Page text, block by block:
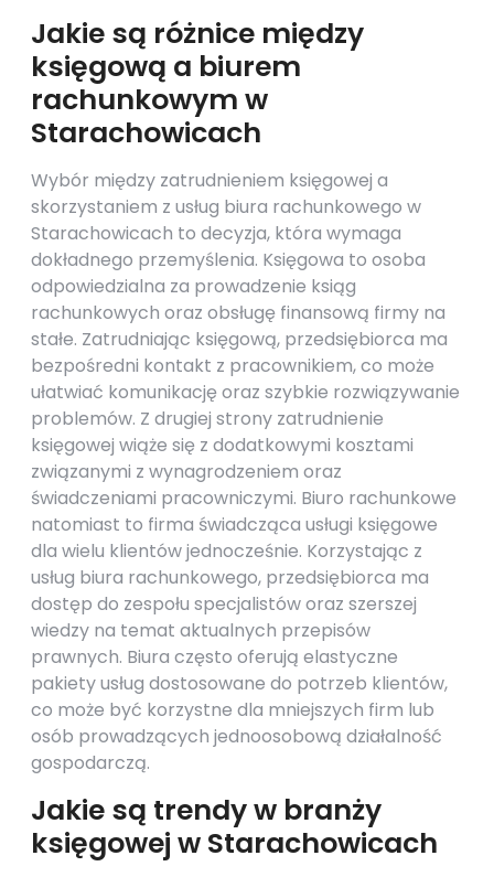
Jakie są różnice między
księgową a biurem
rachunkowym w
Starachowicach
Wybór między zatrudnieniem księgowej a
skorzystaniem z usług biura rachunkowego w
Starachowicach to decyzja, która wymaga
dokładnego przemyślenia. Księgowa to osoba
odpowiedzialna za prowadzenie ksiąg
rachunkowych oraz obsługę finansową firmy na
stałe. Zatrudniając księgową, przedsiębiorca ma
bezpośredni kontakt z pracownikiem, co może
ułatwiać komunikację oraz szybkie rozwiązywanie
problemów. Z drugiej strony zatrudnienie
księgowej wiąże się z dodatkowymi kosztami
związanymi z wynagrodzeniem oraz
świadczeniami pracowniczymi. Biuro rachunkowe
natomiast to firma świadcząca usługi księgowe
dla wielu klientów jednocześnie. Korzystając z
usług biura rachunkowego, przedsiębiorca ma
dostęp do zespołu specjalistów oraz szerszej
wiedzy na temat aktualnych przepisów
prawnych. Biura często oferują elastyczne
pakiety usług dostosowane do potrzeb klientów,
co może być korzystne dla mniejszych firm lub
osób prowadzących jednoosobową działalność
gospodarczą.
Jakie są trendy w branży
księgowej w Starachowicach